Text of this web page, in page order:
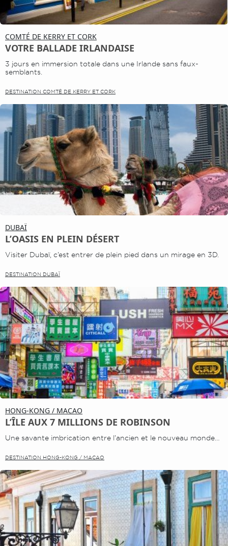
COMTÉ DE KERRY ET CORK
VOTRE BALLADE IRLANDAISE
3 jours en immersion totale dans une Irlande sans faux-
semblants.
DESTINATION COMTÉ DE KERRY ET CORK
DUBAÏ
L’OASIS EN PLEIN DÉSERT
Visiter Dubaï, c’est entrer de plein pied dans un mirage en 3D.
DESTINATION DUBAÏ
HONG-KONG / MACAO
L’ÎLE AUX 7 MILLIONS DE ROBINSON
Une savante imbrication entre l’ancien et le nouveau monde…
DESTINATION HONG-KONG / MACAO